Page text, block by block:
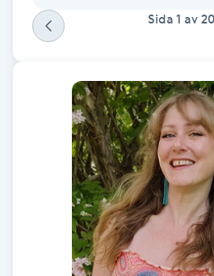
Färgning
Föning
Gelenaglar
Gellack med förstärkning
Sida 1 av 20